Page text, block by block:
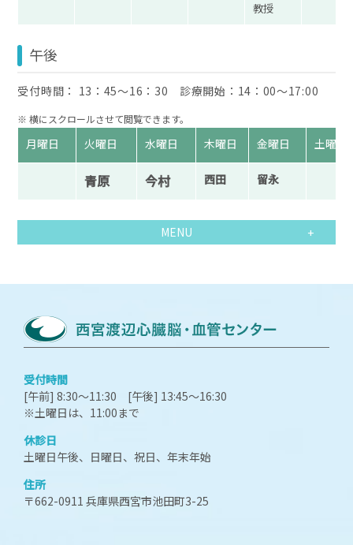
教授
午後
受付時間： 13：45〜16：30 診療開始：14：00〜17:00
月曜日 火曜日 水曜日 木曜日 金曜日 土曜日
青原 今村 西田 留永
MENU
受付時間
[午前] 8:30～11:30 [午後] 13:45～16:30
※土曜日は、11:00まで
休診日
土曜日午後、日曜日、祝日、年末年始
住所
〒662-0911 兵庫県西宮市池田町3-25